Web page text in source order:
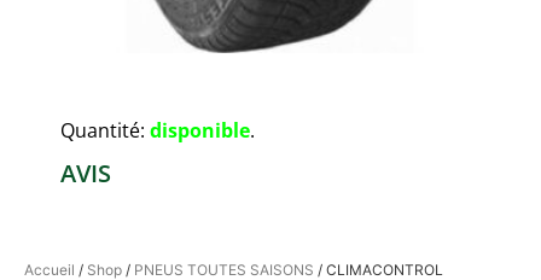
Accueil / Shop / PNEUS TOUTES SAISONS / CLIMACONTROL
Quantité: disponible.
AVIS